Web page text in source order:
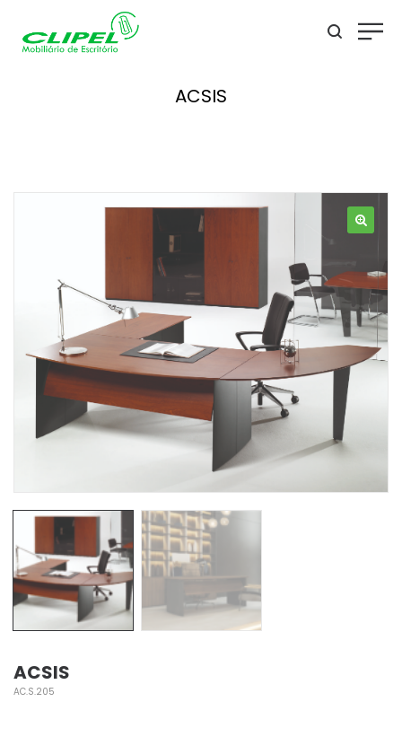
ACSIS
ACSIS
AC.S.205